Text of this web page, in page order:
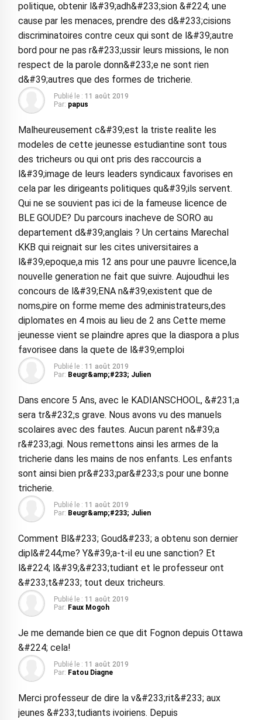
politique, obtenir l&#39;adh&#233;sion &#224; une
cause par les menaces, prendre des d&#233;cisions
discriminatoires contre ceux qui sont de l&#39;autre
bord pour ne pas r&#233;ussir leurs missions, le non
respect de la parole donn&#233;e ne sont rien
d&#39;autres que des formes de tricherie.
Publié le : 11 août 2019
Par: papus
Malheureusement c&#39;est la triste realite les
modeles de cette jeunesse estudiantine sont tous
des tricheurs ou qui ont pris des raccourcis a
l&#39;image de leurs leaders syndicaux favorises en
cela par les dirigeants politiques qu&#39;ils servent.
Qui ne se souvient pas ici de la fameuse licence de
BLE GOUDE? Du parcours inacheve de SORO au
departement d&#39;anglais ? Un certains Marechal
KKB qui reignait sur les cites universitaires a
l&#39;epoque,a mis 12 ans pour une pauvre licence,la
nouvelle generation ne fait que suivre. Aujoudhui les
concours de l&#39;ENA n&#39;existent que de
noms,pire on forme meme des administrateurs,des
diplomates en 4 mois au lieu de 2 ans Cette meme
jeunesse vient se plaindre apres que la diaspora a plus
favorisee dans la quete de l&#39;emploi
Publié le : 11 août 2019
Par: Beugr&amp;#233; Julien
Dans encore 5 Ans, avec le KADIANSCHOOL, &#231;a
sera tr&#232;s grave. Nous avons vu des manuels
scolaires avec des fautes. Aucun parent n&#39;a
r&#233;agi. Nous remettons ainsi les armes de la
tricherie dans les mains de nos enfants. Les enfants
sont ainsi bien pr&#233;par&#233;s pour une bonne
tricherie.
Publié le : 11 août 2019
Par: Beugr&amp;#233; Julien
Comment Bl&#233; Goud&#233; a obtenu son dernier
dipl&#244;me? Y&#39;a-t-il eu une sanction? Et
l&#224; l&#39;&#233;tudiant et le professeur ont
&#233;t&#233; tout deux tricheurs.
Publié le : 11 août 2019
Par: Faux Mogoh
Je me demande bien ce que dit Fognon depuis Ottawa
&#224; cela!
Publié le : 11 août 2019
Par: Fatou Diagne
Merci professeur de dire la v&#233;rit&#233; aux
jeunes &#233;tudiants ivoiriens. Depuis